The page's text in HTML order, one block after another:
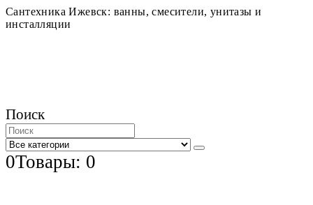
Сантехника Ижевск: ванны, смесители, унитазы и
инсталляции
Поиск
0Товары: 0